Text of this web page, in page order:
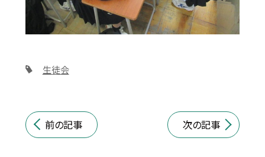
生徒会
前の記事 次の記事